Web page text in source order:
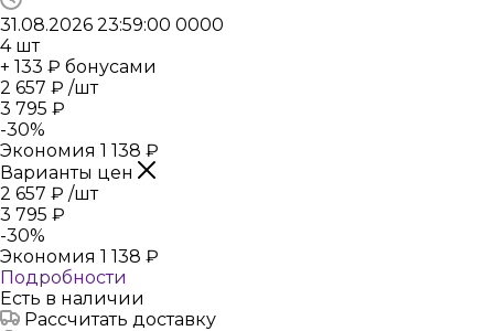
31.08.2026 23:59:00 0000
4 шт
+ 133 ₽ бонусами
2 657 ₽ /шт
3 795 ₽
-30%
Экономия 1 138 ₽
Варианты цен
2 657 ₽ /шт
3 795 ₽
-30%
Экономия 1 138 ₽
Подробности
Есть в наличии
Рассчитать доставку